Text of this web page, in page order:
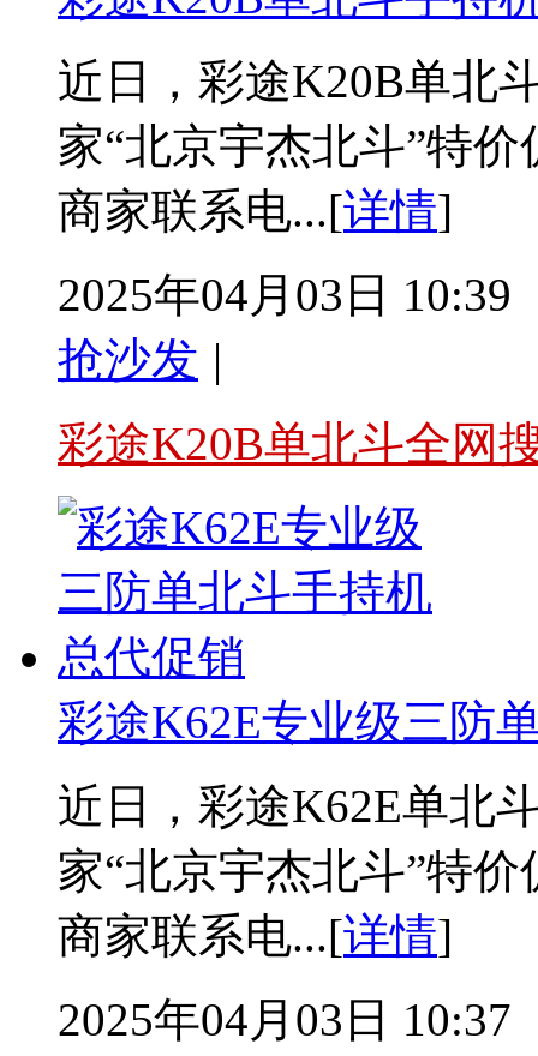
近日，彩途K20B单北
家“北京宇杰北斗”特
商家联系电...[详情]
2025年04月03日 10:39
抢沙发 |
彩途K20B单北斗全网
彩途K62E专业级三防
近日，彩途K62E单北
家“北京宇杰北斗”特
商家联系电...[详情]
2025年04月03日 10:37